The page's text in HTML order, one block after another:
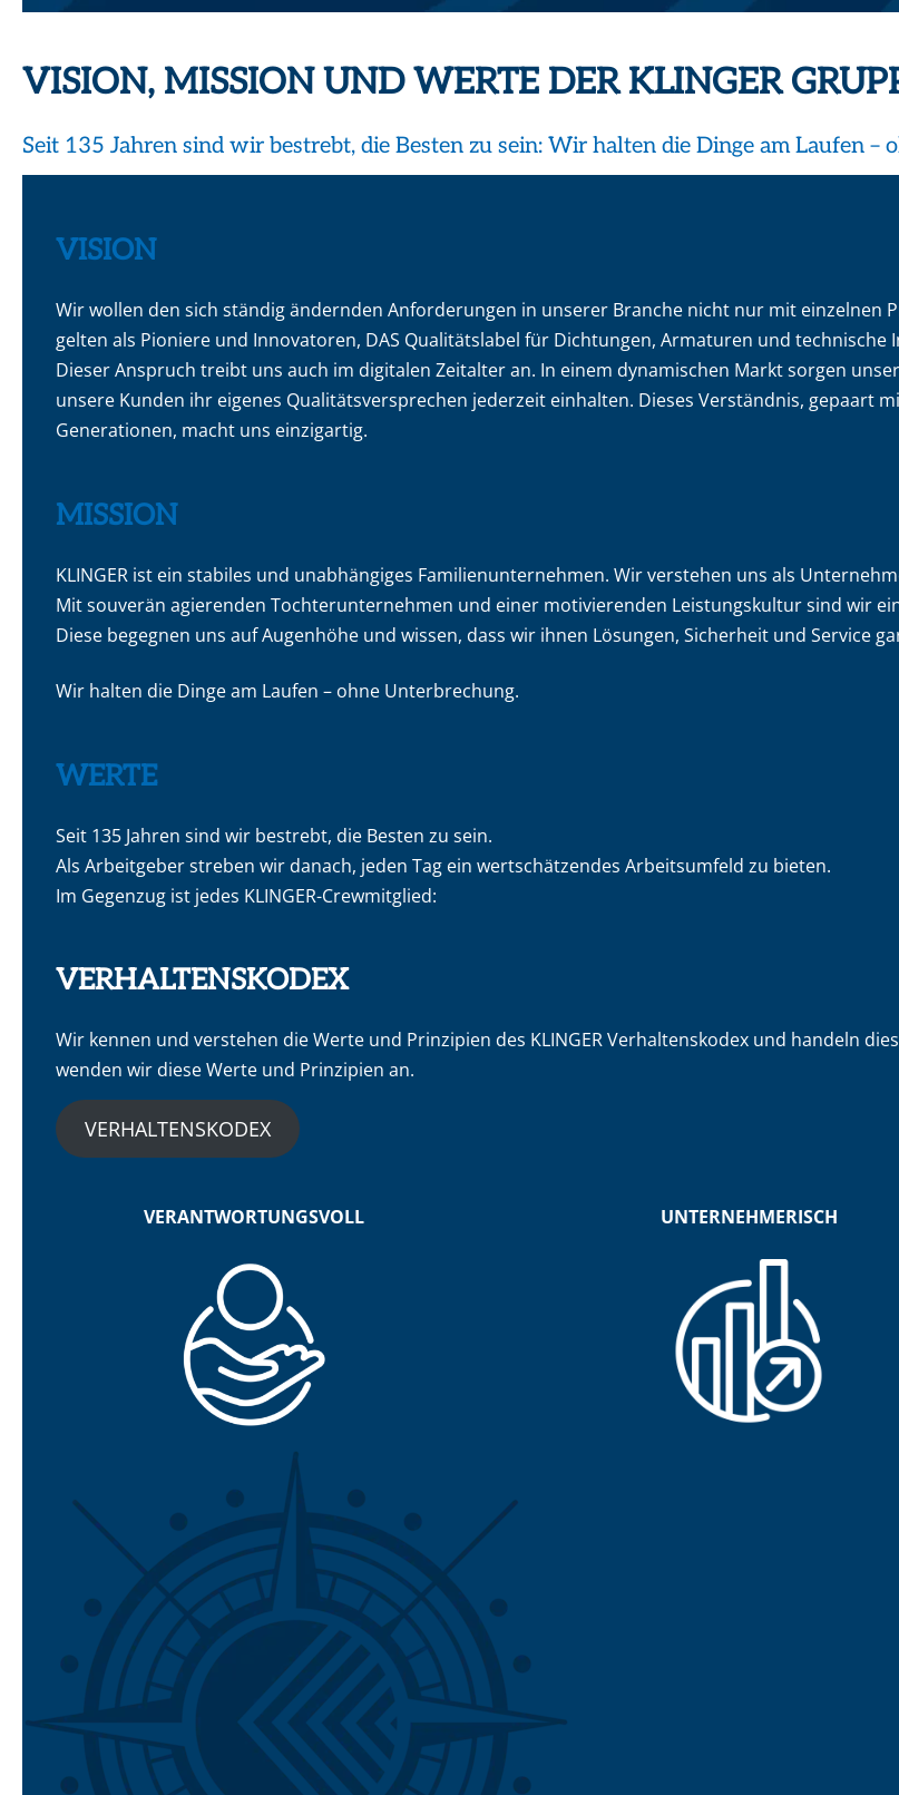
VISION, MISSION UND WERTE DER KLINGER
Seit 135 Jahren sind wir bestrebt, die Besten zu sein: Wir halten die Dinge am Laufen –
VISION
Wir wollen den sich ständig ändernden Anforderungen in unserer Branche nicht nur mit einzelnen
gelten als Pioniere und Innovatoren, DAS Qualitätslabel für Dichtungen, Armaturen und technische
Dieser Anspruch treibt uns auch im digitalen Zeitalter an. In einem dynamischen Markt sorgen
unsere Kunden ihr eigenes Qualitätsversprechen jederzeit einhalten. Dieses Verständnis, gepaart
Generationen, macht uns einzigartig.
MISSION
KLINGER ist ein stabiles und unabhängiges Familienunternehmen. Wir verstehen uns als
Mit souverän agierenden Tochterunternehmen und einer motivierenden Leistungskultur sind wir
Diese begegnen uns auf Augenhöhe und wissen, dass wir ihnen Lösungen, Sicherheit und Service
Wir halten die Dinge am Laufen – ohne Unterbrechung.
WERTE
Seit 135 Jahren sind wir bestrebt, die Besten zu sein.
Als Arbeitgeber streben wir danach, jeden Tag ein wertschätzendes Arbeitsumfeld zu bieten.
Im Gegenzug ist jedes KLINGER-Crewmitglied:
VERHALTENSKODEX
Wir kennen und verstehen die Werte und Prinzipien des KLINGER Verhaltenskodex und handeln
wenden wir diese Werte und Prinzipien an.
VERHALTENSKODEX
VERANTWORTUNGSVOLL UNTERNEHMERISCH